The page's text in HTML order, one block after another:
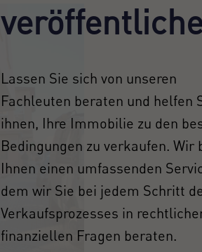
Lassen Sie sich von unseren
Fachleuten beraten und helfen
ihnen, Ihre Immobilie zu den
Bedingungen zu verkaufen. Wir
Ihnen einen umfassenden
dem wir Sie bei jedem Schritt
Verkaufsprozesses in
finanziellen Fragen beraten.